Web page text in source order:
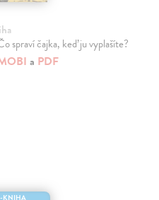
spraví čajka, keď ju vyplašíte?
a PDF
KNIHA